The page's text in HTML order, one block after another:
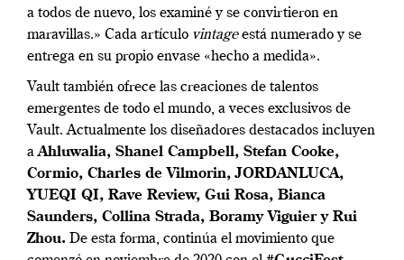
a todos de nuevo, los examiné y se convirtieron en
maravillas.» Cada artículo vintageestá numerado y se
entrega en su propio envase «hecho a medida».
Vault también ofrece las creaciones de talentos
emergentes de todo el mundo, a veces exclusivos de
Vault. Actualmente los diseñadores destacados incluyen
aAhluwalia, Shanel Campbell, Stefan Cooke,
Cormio, Charles de Vilmorin, JORDANLUCA,
YUEQI QI, Rave Review, Gui Rosa, Bianca
Saunders, Collina Strada, Boramy Viguier y Rui
Zhou. De esta forma, continúa el movimiento que